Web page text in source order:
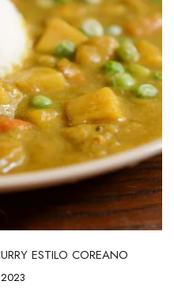
ESTILO COREANO